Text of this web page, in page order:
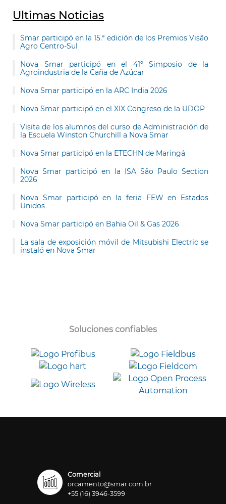
Ultimas Noticias
Smar participó en la 15.ª edición de los Premios Visão
Agro Centro-Sul
Nova Smar participó en el 41º Simposio de la
Agroindustria de la Caña de Azúcar
Nova Smar participó en la ARC India 2026
Nova Smar participó en el XIX Congreso de la UDOP
Visita de los alumnos del curso de Administración de
la Escuela Winston Churchill a Nova Smar
Nova Smar participó en la ETECHN de Maringá
Nova Smar participó en la ISA São Paulo Section
2026
Nova Smar participó en la feria FEW en Estados
Unidos
Nova Smar participó en Bahia Oil & Gas 2026
La sala de exposición móvil de Mitsubishi Electric se
instaló en Nova Smar
Soluciones confiables
Comercial
orcamento@smar.com.br
+55 (16) 3946-3599